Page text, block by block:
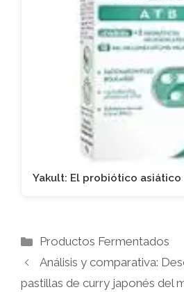
Yakult: El probiótico asiático
Categorías
Productos Fermentados
Análisis y comparativa:
pastillas de curry japonés del